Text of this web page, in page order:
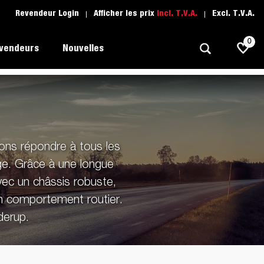
Revendeur Login Afficher les prix Incl. T.V.A. Excl. T.V.A.
Bateau
Transport de véhicule
Remorques Pour Professionnels
Sports Nautiques
Remorques Pour Entrepreuneur
Pièces de rechange
Nouvelles
0
répondre à tous les
Grâce à une longue
un châssis robuste,
comportement routier.